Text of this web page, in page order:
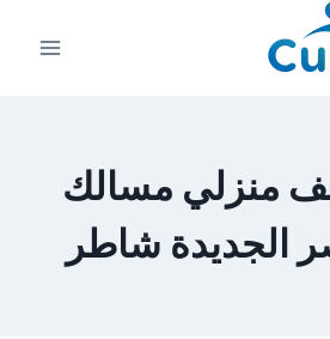
منزلي مسالك
الجديدة شاطر